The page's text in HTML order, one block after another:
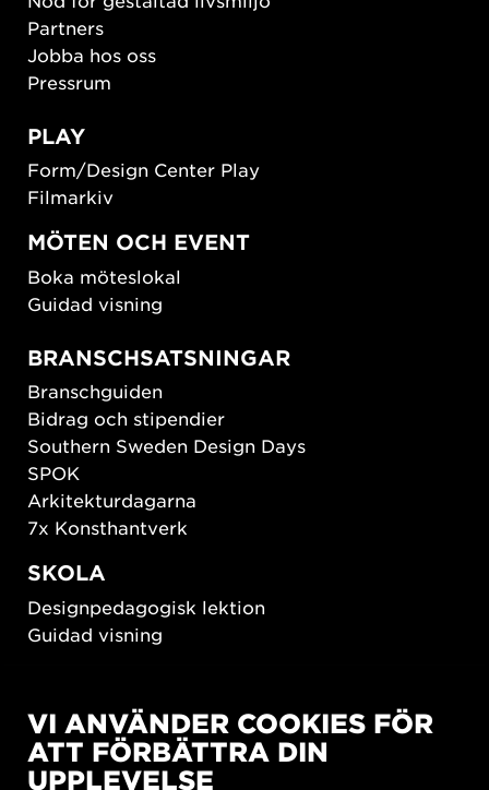
Partners
Jobba hos oss
Pressrum
PLAY
Form/Design Center Play
Filmarkiv
MÖTEN OCH EVENT
Boka möteslokal
Guidad visning
BRANSCHSATSNINGAR
Branschguiden
Bidrag och stipendier
Southern Sweden Design Days
SPOK
Arkitekturdagarna
7x Konsthantverk
SKOLA
Designpedagogisk lektion
Guidad visning
New European Bauhaus
SUSTAINORDIC
Share Future Living
VI ANVÄNDER COOKIES FÖR
ATT FÖRBÄTTRA DIN
UPPLEVELSE